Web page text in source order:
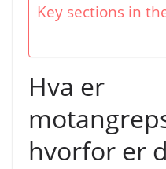
Key sections in
Hva er
hvorfor er